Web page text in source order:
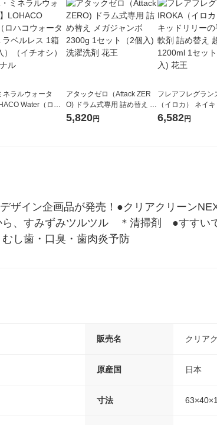
ネラルウォータ
Water（ロハ
ター）2L ラベルレ
アタックゼロ（Attack ZER
O) ドラム式専用 詰め替え メ
ガジャンボ 2300g 1セット
5,820円
フレアフレグラン
（イロカ） ネイ
ーの香り 柔軟剤 詰
6,582円
ザイン企画品が発売！●クリアクリーン
、すみずみツルツル　＊清掃剤　●すすい
し歯・口臭・歯肉炎予防
販売名 クリア
原産国 日本
寸法